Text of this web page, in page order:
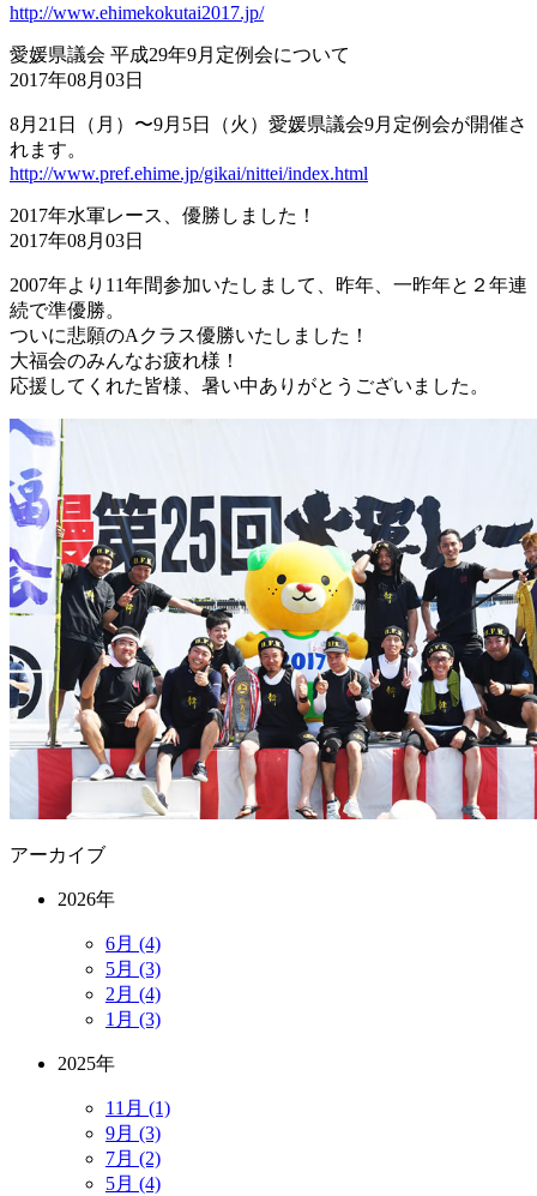
http://www.ehimekokutai2017.jp/
愛媛県議会 平成29年9月定例会について
2017年08月03日
8月21日（月）〜9月5日（火）愛媛県議会9月定例会が開催さ
れます。
http://www.pref.ehime.jp/gikai/nittei/index.html
2017年水軍レース、優勝しました！
2017年08月03日
2007年より11年間参加いたしまして、昨年、一昨年と２年連
続で準優勝。
ついに悲願のAクラス優勝いたしました！
大福会のみんなお疲れ様！
応援してくれた皆様、暑い中ありがとうございました。
アーカイブ
2026年
6月 (4)
5月 (3)
2月 (4)
1月 (3)
2025年
11月 (1)
9月 (3)
7月 (2)
5月 (4)